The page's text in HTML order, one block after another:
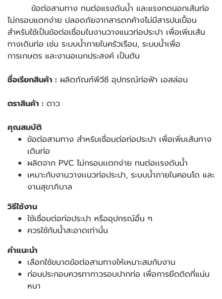
ข้อต่อสามทาง ทนต่อแรงดันน้ำ และแรงกดนอกเส้นท่อ
ไม่กรอบแตกง่าย ปลอดภัยจากสารตกค้างไม่มีสารปนเปื้อน
สำหรับใช้เป็นข้อต่อเชื่อมในงานวางแนวท่อประปา เพื่อเพิ่มเส้น
ทางเดินท่อ เช่น ระบบน้ำภายในครัวเรือน, ระบบน้ำเพื่อ
การเกษตร และงานอเนกประสงค์ เป็นต้น
ชื่อเรียกสินค้า : ผลิตภัณฑ์พีวีซี อุปกรณ์ท่อฟ้า เอสล่อน
ตราสินค้า : ดาว
คุณสมบัติ
ข้อต่อสามทาง สำหรับเชื่อมต่อท่อประปา เพื่อเพิ่มเส้นทาง
เดินท่อ
ผลิตจาก PVC ไม่กรอบเเตกง่าย ทนต่อเเรงดันน้ำ
เหมาะกับงานวางเเนวท่อประปา, ระบบน้ำภายในคอนโด และ
งานสุขาภิบาล
วิธีใช้งาน
ใช้เชื่อมต่อท่อประปา หรืออุปกรณ์อื่น ๆ
ควรใช้กับน้ำสะอาดเท่านั้น
คำแนะนำ
เลือกใช้ขนาดข้อต่อสามทางให้เหมาะสมกับงาน
ก่อนประกอบควรทากาวรอบปากท่อ เพื่อการยึดติดที่แน่น
หนา